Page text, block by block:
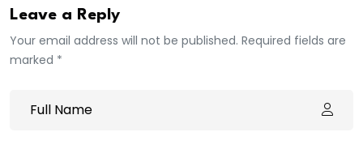
Leave a Reply
Your email address will not be published. Required fields are
marked *